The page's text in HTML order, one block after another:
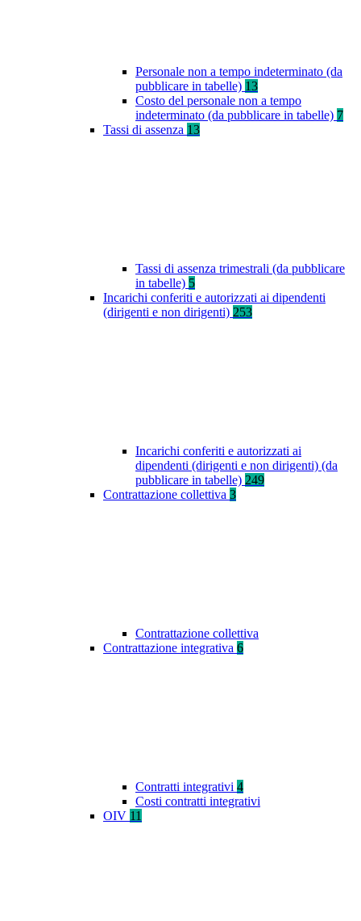
Personale non a tempo indeterminato (da
pubblicare in tabelle) 13
Costo del personale non a tempo
indeterminato (da pubblicare in tabelle) 7
Tassi di assenza 13
Tassi di assenza trimestrali (da pubblicare
in tabelle) 5
Incarichi conferiti e autorizzati ai dipendenti
(dirigenti e non dirigenti) 253
Incarichi conferiti e autorizzati ai
dipendenti (dirigenti e non dirigenti) (da
pubblicare in tabelle) 249
Contrattazione collettiva 3
Contrattazione collettiva
Contrattazione integrativa 6
Contratti integrativi 4
Costi contratti integrativi
OIV 11